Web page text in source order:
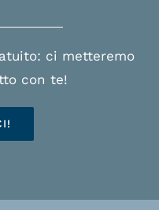
ci metteremo
con te!